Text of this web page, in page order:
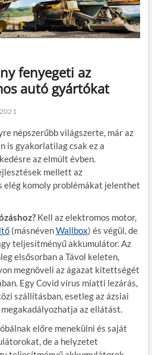
fenyegeti az
autó gyártókat
népszerűbb világszerte, már az
is gyakorlatilag csak ez a
az elmúlt évben.
mellett az
komoly problémákat jelenthet
Kell az elektromos motor,
(másnévenWallbox) és végül, de
teljesítményű akkumulátor. Az
elsősorban a Távol keleten,
megnöveli az ágazat kitettségét
Egy Covid vírus miatti lezárás,
szállításban, esetleg az ázsiai
az ellátást.
előre menekülni és saját
de a helyzetet